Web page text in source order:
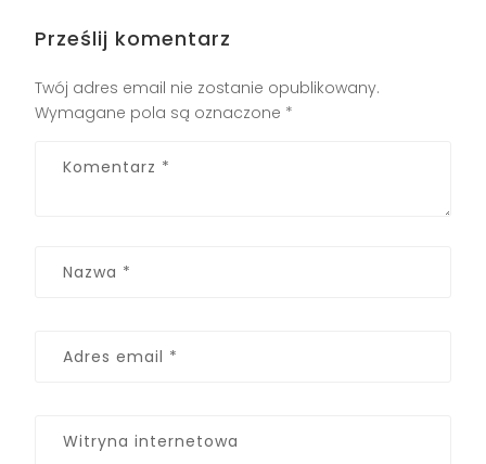
Prześlij komentarz
Twój adres email nie zostanie opublikowany.
Wymagane pola są oznaczone *